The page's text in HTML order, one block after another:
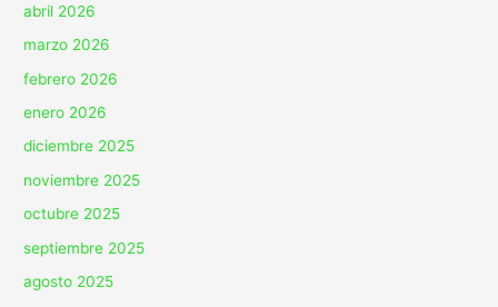
abril 2026
marzo 2026
febrero 2026
enero 2026
diciembre 2025
noviembre 2025
octubre 2025
septiembre 2025
agosto 2025